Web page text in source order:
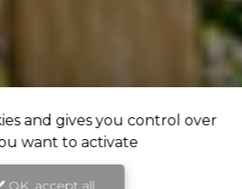
and gives you control over
want to activate
OK, accept all